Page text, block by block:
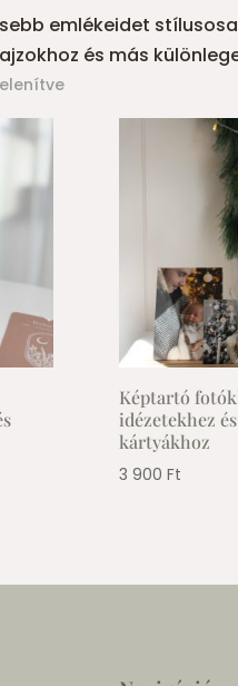
emlékeidet
és más
Sorted
Képtartó
idézetekhez
kártyákhoz
3 900 Ft